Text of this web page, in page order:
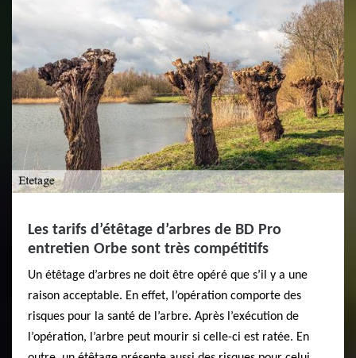
Les tarifs d’étêtage d’arbres de BD Pro
entretien Orbe sont très compétitifs
Un étêtage d’arbres ne doit être opéré que s’il y a une
raison acceptable. En effet, l’opération comporte des
risques pour la santé de l’arbre. Après l’exécution de
l’opération, l’arbre peut mourir si celle-ci est ratée. En